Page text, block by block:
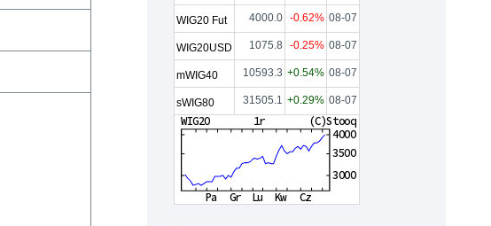
WIG20 Fut 4000.0 -0.62% 08-07
WIG20USD 1075.8 -0.25% 08-07
mWIG40 10593.3 +0.54% 08-07
sWIG80 31505.1 +0.29% 08-07